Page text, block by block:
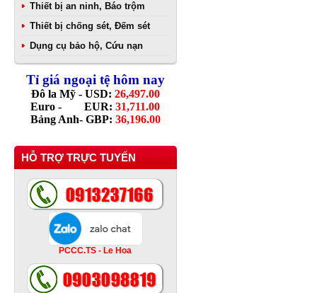
Thiết bị an ninh, Báo trộm
Thiết bị chống sét, Đếm sét
Dụng cụ bảo hộ, Cứu nạn
Tỉ giá ngoại tệ hôm nay
Đô la Mỹ - USD: 26,497.00
Euro - EUR: 31,711.00
Bảng Anh- GBP: 36,196.00
HỖ TRỢ TRỰC TUYẾN
PCCC.TS - Le Hoa